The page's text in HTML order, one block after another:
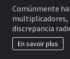
Comúnmente
multiplicadores,
discrepancia
En savoir plus